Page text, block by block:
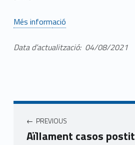
Més informació
Data d’actualització: 04/08/2021
Navegació d'entrades
PREVIOUS
Aïllament casos